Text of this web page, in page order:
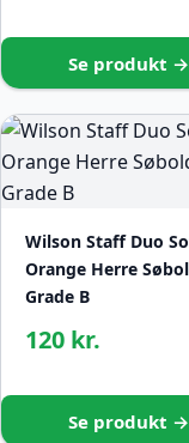
Se produkt →
Wilson Staff Duo
Orange Herre
Grade B
120 kr.
Se produkt →